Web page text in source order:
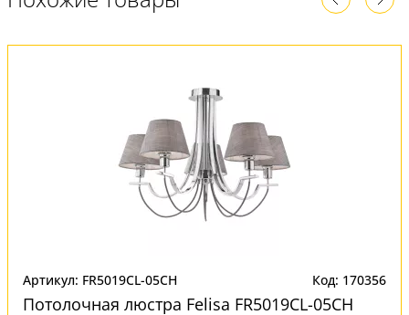
Артикул: FR5019CL-05CH Код: 170356
Потолочная люстра Felisa FR5019CL-05CH